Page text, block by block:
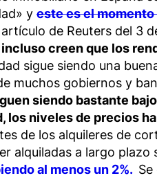
y este es el
de Reuters del 3
creen que los
sigue siendo una
muchos gobiernos y
siendo bastante
los niveles de precios
de los alquileres de
alquiladas a largo plazo
al menos un 2%.